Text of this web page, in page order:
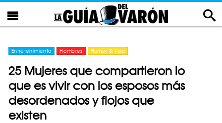
Entretenimiento Hombres Humor & Risa
25 Mujeres que compartieron lo
que es vivir con los esposos más
desordenados y flojos que
existen